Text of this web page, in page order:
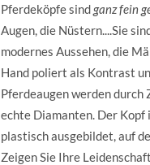
Pferdeköpfe sindganz fein
Augen, die Nüstern....Sie
modernes Aussehen, die
Hand poliert als Kontrast
Pferdeaugen werden
echte Diamanten. Der
plastisch ausgebildet, auf
Zeigen Sie Ihre